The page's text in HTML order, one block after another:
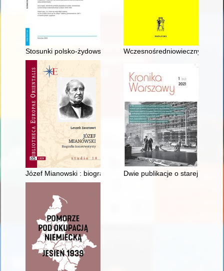
Stosunki polsko-żydowskie we wschodniej części dystryktu
Wczesnośredniowieczny
Józef Mianowski : biografia konserwatystyDwie publikacje o starej